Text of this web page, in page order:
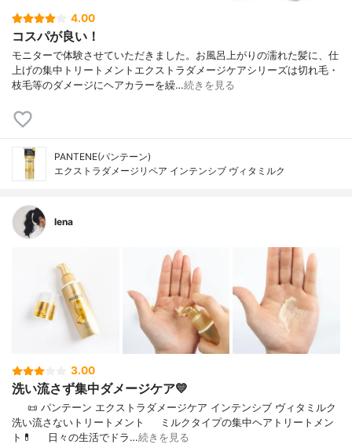
4.00
コスパが良い！
モニターで体験させていただきました。お風呂上がりの濡れた髪に、仕
上げの集中トリートメントエクストラダメージケアシリーズは切れ毛・
枝毛等のダメージにヘアカラーを繰…続きを見る
PANTENE(パンテーン)
エクストラダメージリペア インテンシブ ヴィタミルク
lena
3.00
洗い流さず集中ダメージケア💛
⠀⠀📜 パンテーン エクストラダメージケア インテンシブ ヴィタミルク
洗い流さないトリートメント⠀⠀ミルクタイプの集中ヘアトリートメン
ト💊⠀⠀日々の生活でドラ…続きを見る